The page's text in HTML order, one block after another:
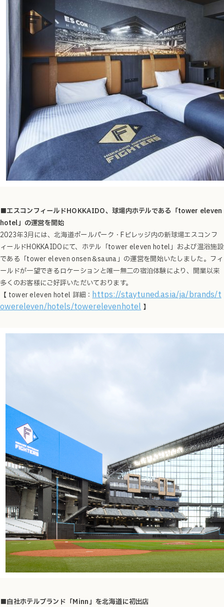
■エスコンフィールドHOKKAIDO、球場内ホテルである「tower eleven
hotel」の運営を開始
2023年3月には、北海道ボールパーク・Fビレッジ内の新球場エスコンフ
ィールドHOKKAIDOにて、ホテル「tower eleven hotel」および温浴施設
である「tower eleven onsen＆sauna」の運営を開始いたしました。フィ
ールドが一望できるロケーションと唯一無二の宿泊体験により、開業以来
多くのお客様にご好評いただいております。
【 tower eleven hotel 詳細： https://staytuned.asia/ja/brands/t
owereleven/hotels/towerelevenhotel 】
■自社ホテルブランド「Minn」を北海道に初出店